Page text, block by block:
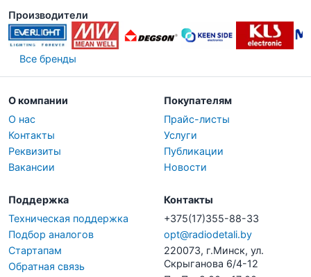
Производители
Все бренды
О компании
О нас
Контакты
Реквизиты
Вакансии
Покупателям
Прайс-листы
Услуги
Публикации
Новости
Поддержка
Техническая поддержка
Подбор аналогов
Стартапам
Обратная связь
Контакты
+375(17)355-88-33
opt@radiodetali.by
220073, г.Минск, ул.
Скрыганова 6/4-12